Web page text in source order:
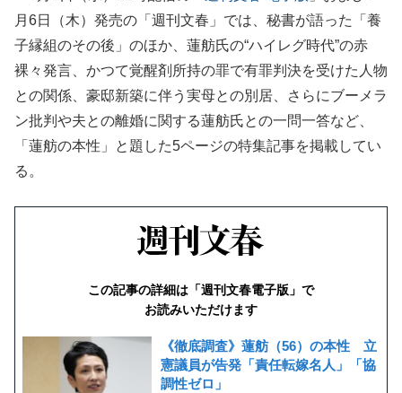
月6日（木）発売の「週刊文春」では、秘書が語った「養
子縁組のその後」のほか、蓮舫氏の“ハイレグ時代”の赤
裸々発言、かつて覚醒剤所持の罪で有罪判決を受けた人物
との関係、豪邸新築に伴う実母との別居、さらにブーメラ
ン批判や夫との離婚に関する蓮舫氏との一問一答など、
「蓮舫の本性」と題した5ページの特集記事を掲載してい
る。
この記事の詳細は「週刊文春電子版」で
お読みいただけます
《徹底調査》蓮舫（56）の本性 立
憲議員が告発「責任転嫁名人」「協
調性ゼロ」